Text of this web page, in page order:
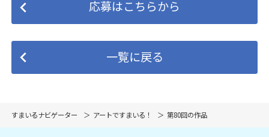
応募はこちらから
一覧に戻る
すまいるナビゲーター アートですまいる！ 第80回の作品